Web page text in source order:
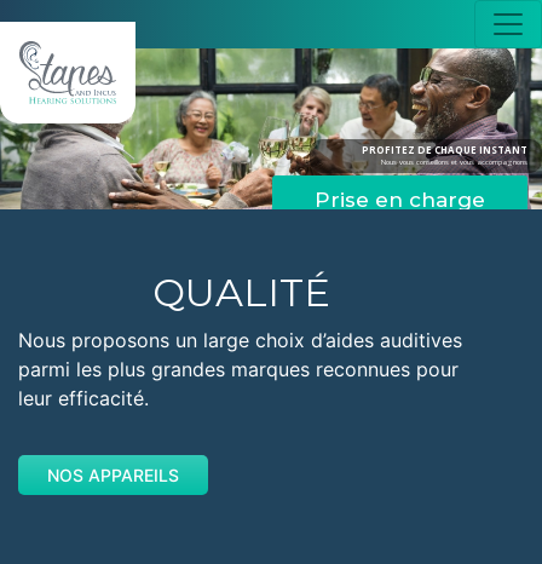
PROFITEZ DE CHAQUE INSTANT
Nous vous conseillons et vous accompagnons
Prise en charge
QUALITÉ
Nous proposons un large choix d’aides auditives
parmi les plus grandes marques reconnues pour
leur efficacité.
NOS APPAREILS